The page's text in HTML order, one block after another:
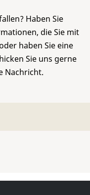
Haben Sie
die Sie mit
haben Sie eine
Sie uns gerne
Nachricht.